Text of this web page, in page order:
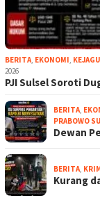
BERITA, EKONOMI,
2026
PJI Sulsel Soroti
BERITA,
PRABOWO
Dewan
BERITA,
Kurang